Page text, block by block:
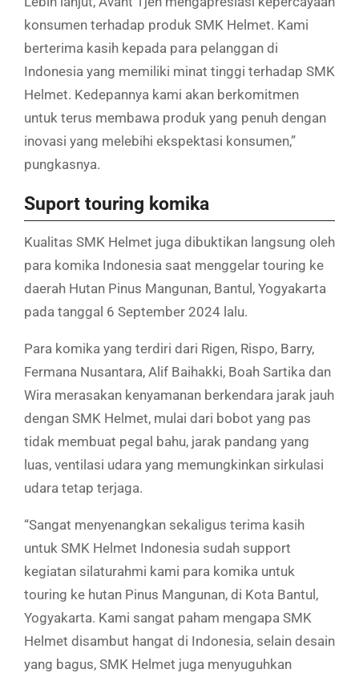
konsumen terhadap produk SMK Helmet. Kami
berterima kasih kepada para pelanggan di
Indonesia yang memiliki minat tinggi terhadap SMK
Helmet. Kedepannya kami akan berkomitmen
untuk terus membawa produk yang penuh dengan
inovasi yang melebihi ekspektasi konsumen,”
pungkasnya.
Suport touring komika
Kualitas SMK Helmet juga dibuktikan langsung oleh
para komika Indonesia saat menggelar touring ke
daerah Hutan Pinus Mangunan, Bantul, Yogyakarta
pada tanggal 6 September 2024 lalu.
Para komika yang terdiri dari Rigen, Rispo, Barry,
Fermana Nusantara, Alif Baihakki, Boah Sartika dan
Wira merasakan kenyamanan berkendara jarak jauh
dengan SMK Helmet, mulai dari bobot yang pas
tidak membuat pegal bahu, jarak pandang yang
luas, ventilasi udara yang memungkinkan sirkulasi
udara tetap terjaga.
“Sangat menyenangkan sekaligus terima kasih
untuk SMK Helmet Indonesia sudah support
kegiatan silaturahmi kami para komika untuk
touring ke hutan Pinus Mangunan, di Kota Bantul,
Yogyakarta. Kami sangat paham mengapa SMK
Helmet disambut hangat di Indonesia, selain desain
yang bagus, SMK Helmet juga menyuguhkan